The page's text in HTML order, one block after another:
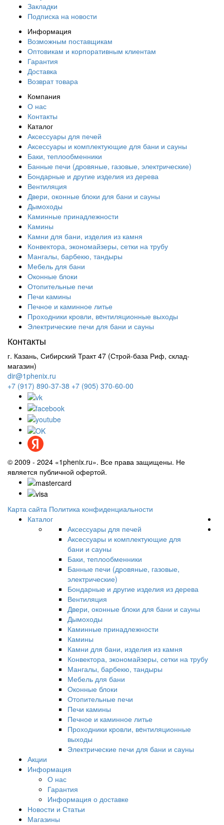
Закладки
Подписка на новости
Информация
Возможным поставщикам
Оптовикам и корпоративным клиентам
Гарантия
Доставка
Возврат товара
Компания
О нас
Контакты
Каталог
Аксессуары для печей
Аксессуары и комплектующие для бани и сауны
Баки, теплообменники
Банные печи (дровяные, газовые, электрические)
Бондарные и другие изделия из дерева
Вентиляция
Двери, оконные блоки для бани и сауны
Дымоходы
Каминные принадлежности
Камины
Камни для бани, изделия из камня
Конвектора, экономайзеры, сетки на трубу
Мангалы, барбекю, тандыры
Мебель для бани
Оконные блоки
Отопительные печи
Печи камины
Печное и каминное литье
Проходники кровли, вeнтиляционные выходы
Электрические печи для бани и сауны
Контакты
г. Казань, Сибирский Тракт 47 (Строй-база Риф, склад-
магазин)
dir@1phenix.ru
+7 (917) 890-37-38 +7 (905) 370-60-00
© 2009 - 2024 «1phenix.ru». Все права защищены. Не
является публичной офертой.
Карта сайта Политика конфиденциальности
Каталог
Аксессуары для печей
Аксессуары и комплектующие для
бани и сауны
Баки, теплообменники
Банные печи (дровяные, газовые,
электрические)
Бондарные и другие изделия из дерева
Вентиляция
Двери, оконные блоки для бани и сауны
Дымоходы
Каминные принадлежности
Камины
Камни для бани, изделия из камня
Конвектора, экономайзеры, сетки на трубу
Мангалы, барбекю, тандыры
Мебель для бани
Оконные блоки
Отопительные печи
Печи камины
Печное и каминное литье
Проходники кровли, вeнтиляционные
выходы
Электрические печи для бани и сауны
Акции
Информация
О нас
Гарантия
Информация о доставке
Новости и Статьи
Магазины